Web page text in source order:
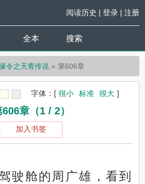
阅读历史 | 登录| 注册
全本 搜索
令之天青传说 第606章
字体： [ 很小 标准 很大 ]
章（1 / 2）
加入书签
驶舱的周广雄，看到